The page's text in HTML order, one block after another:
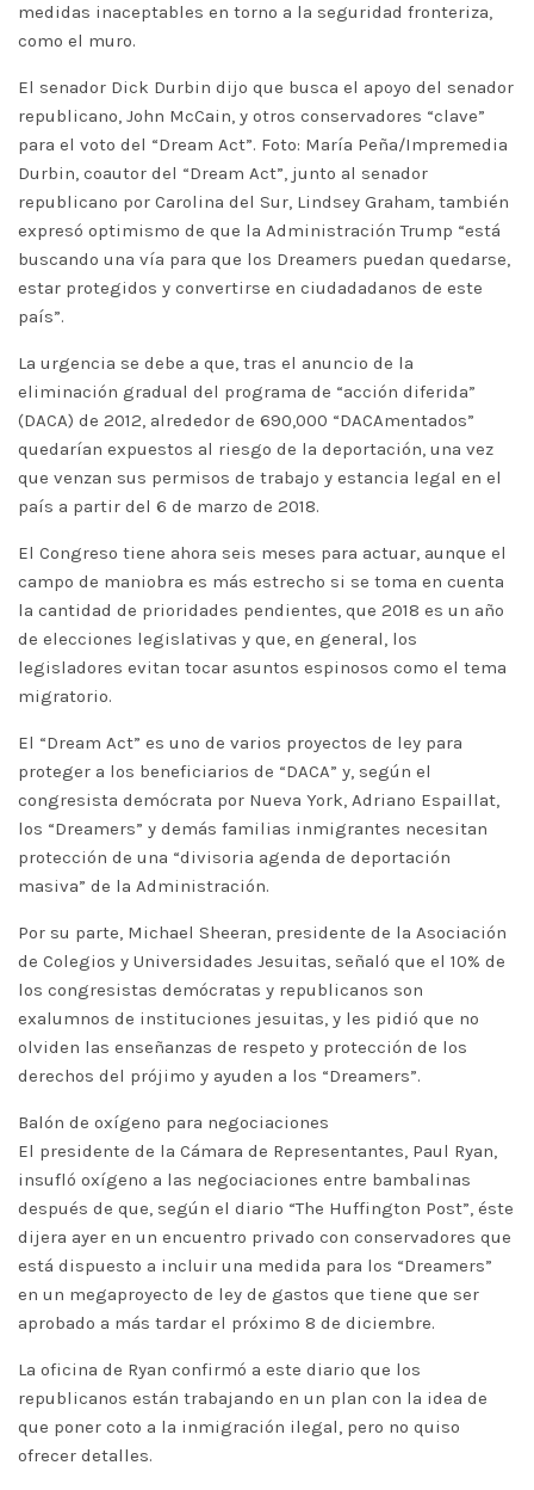
medidas inaceptables en torno a la seguridad fronteriza,
como el muro.
El senador Dick Durbin dijo que busca el apoyo del senador
republicano, John McCain, y otros conservadores “clave”
para el voto del “Dream Act”. Foto: María Peña/Impremedia
Durbin, coautor del “Dream Act”, junto al senador
republicano por Carolina del Sur, Lindsey Graham, también
expresó optimismo de que la Administración Trump “está
buscando una vía para que los Dreamers puedan quedarse,
estar protegidos y convertirse en ciudadadanos de este
país”.
La urgencia se debe a que, tras el anuncio de la
eliminación gradual del programa de “acción diferida”
(DACA) de 2012, alrededor de 690,000 “DACAmentados”
quedarían expuestos al riesgo de la deportación, una vez
que venzan sus permisos de trabajo y estancia legal en el
país a partir del 6 de marzo de 2018.
El Congreso tiene ahora seis meses para actuar, aunque el
campo de maniobra es más estrecho si se toma en cuenta
la cantidad de prioridades pendientes, que 2018 es un año
de elecciones legislativas y que, en general, los
legisladores evitan tocar asuntos espinosos como el tema
migratorio.
El “Dream Act” es uno de varios proyectos de ley para
proteger a los beneficiarios de “DACA” y, según el
congresista demócrata por Nueva York, Adriano Espaillat,
los “Dreamers” y demás familias inmigrantes necesitan
protección de una “divisoria agenda de deportación
masiva” de la Administración.
Por su parte, Michael Sheeran, presidente de la Asociación
de Colegios y Universidades Jesuitas, señaló que el 10% de
los congresistas demócratas y republicanos son
exalumnos de instituciones jesuitas, y les pidió que no
olviden las enseñanzas de respeto y protección de los
derechos del prójimo y ayuden a los “Dreamers”.
Balón de oxígeno para negociaciones
El presidente de la Cámara de Representantes, Paul Ryan,
insufló oxígeno a las negociaciones entre bambalinas
después de que, según el diario “The Huffington Post”, éste
dijera ayer en un encuentro privado con conservadores que
está dispuesto a incluir una medida para los “Dreamers”
en un megaproyecto de ley de gastos que tiene que ser
aprobado a más tardar el próximo 8 de diciembre.
La oficina de Ryan confirmó a este diario que los
republicanos están trabajando en un plan con la idea de
que poner coto a la inmigración ilegal, pero no quiso
ofrecer detalles.